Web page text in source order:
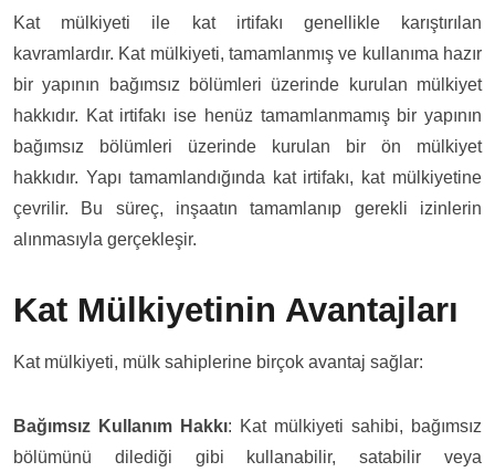
Kat mülkiyeti ile kat irtifakı genellikle karıştırılan
kavramlardır. Kat mülkiyeti, tamamlanmış ve kullanıma hazır
bir yapının bağımsız bölümleri üzerinde kurulan mülkiyet
hakkıdır. Kat irtifakı ise henüz tamamlanmamış bir yapının
bağımsız bölümleri üzerinde kurulan bir ön mülkiyet
hakkıdır. Yapı tamamlandığında kat irtifakı, kat mülkiyetine
çevrilir. Bu süreç, inşaatın tamamlanıp gerekli izinlerin
alınmasıyla gerçekleşir.
Kat Mülkiyetinin Avantajları
Kat mülkiyeti, mülk sahiplerine birçok avantaj sağlar:
Bağımsız Kullanım Hakkı: Kat mülkiyeti sahibi, bağımsız
bölümünü dilediği gibi kullanabilir, satabilir veya